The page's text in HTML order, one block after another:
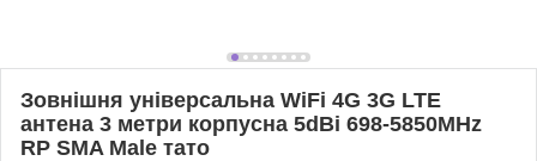
Зовнішня універсальна WiFi 4G 3G LTE
антена 3 метри корпусна 5dBi 698-5850MHz
RP SMA Male тато